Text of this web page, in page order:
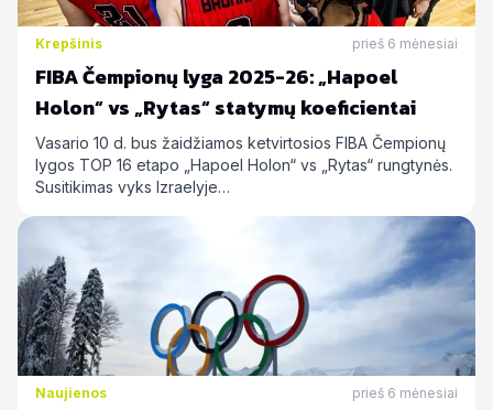
Krepšinis prieš 6 mėnesiai
FIBA Čempionų lyga 2025-26: „Hapoel
Holon“ vs „Rytas“ statymų koeficientai
Vasario 10 d. bus žaidžiamos ketvirtosios FIBA Čempionų
lygos TOP 16 etapo „Hapoel Holon“ vs „Rytas“ rungtynės.
Susitikimas vyks Izraelyje…
Naujienos prieš 6 mėnesiai